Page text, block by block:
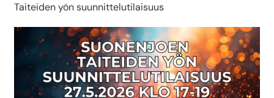
Taiteiden yön suunnittelutilaisuus